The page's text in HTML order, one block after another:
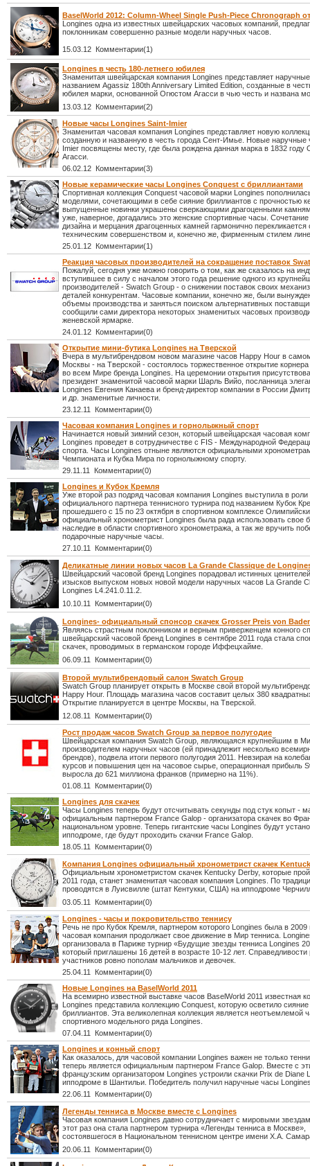
BaselWorld 2012: Column-Wheel Single Push-Piece Chronograph
Longines одна из известных швейцарских часовых компаний,
поклонникам совершенно разные модели наручных часов.
15.03.12 Комментарии(1)
Longines в честь 180-летнего юбилея
Знаменитая швейцарская компания Longines представляет
названием Agassiz 180th Anniversary Limited Edition, созданные в
юбилея марки, основанной Огюстом Агасси в чью честь и названа
13.03.12 Комментарии(2)
Новые часы Longines Saint-Imier
Знаменитая часовая компания Longines представляет новую
созданную и названную в честь города Сент-Имье. Новые наручные
Imier посвящены месту, где была рождена данная марка в 1832 году
Агасси.
06.02.12 Комментарии(3)
Новые керамические часы Longines Conquest с бриллиантами
Спортивная коллекция Conquest часовой марки Longines
моделями, сочетающими в себе сияние бриллиантов с прочностью
выпущенные новинки украшены сверкающими драгоценными
уже, наверное, догадались это женские спортивные часы. Сочетание
дизайна и мерцания драгоценных камней гармонично
техническим совершенством и, конечно же, фирменным стилем
25.01.12 Комментарии(1)
Реакция часовых производителей на сокращение поставок
Пожалуй, сегодня уже можно говорить о том, как же сказалось на
вступившее в силу с началом этого года решение одного из
производителей - Swatch Group - о снижении поставок своих
деталей конкурентам. Часовые компании, конечно же, были
объемы производства и заняться поиском альтернативных
сообщили сами директора некоторых знаменитых часовых
женевской ярмарке.
24.01.12 Комментарии(0)
Открытие мини-бутика Longines на Тверской
Вчера в мультибрендовом новом магазине часов Happy Hour в
Москвы - на Тверской - состоялось торжественное открытие корнера
во всем Мире бренда Longines. На церемонии открытия
президент знаменитой часовой марки Шарль Вийо, посланница
Longines Евгения Канаева и бренд-директор компании в России
и др. знаменитые личности.
23.12.11 Комментарии(0)
Часовая компания Longines и горнолыжный спорт
Начинается новый зимний сезон, который швейцарская часовая
Longines проведет в сотрудничестве с FIS - Международной
спорта. Часы Longines отныне являются официальными
Чемпионата и Кубка Мира по горнолыжному спорту.
29.11.11 Комментарии(0)
Longines и Кубок Кремля
Уже второй раз подряд часовая компания Longines выступила в роли
официального партнера теннисного турнира под названием Кубок
прошедшего с 15 по 23 октября в спортивном комплексе
официальный хронометрист Longines была рада использовать свое
наследие в области спортивного хронометража, а так же вручить
подарочные наручные часы.
27.10.11 Комментарии(0)
Деликатные линии новых часов La Grande Classique de
Швейцарский часовой бренд Longines порадовал истинных
изысков выпуском новых новой модели наручных часов La Grande
Longines L4.241.0.11.2.
10.10.11 Комментарии(0)
Longines- официальный спонсор скачек Grosser Preis von
Являясь страстным поклонником и верным приверженцем конного
швейцарский часовой бренд Longines в сентябре 2011 года стала
скачек, проводимых в германском городе Иффецхайме.
06.09.11 Комментарии(0)
Второй мультибрендовый салон Swatch Group
Swatch Group планирует открыть в Москве свой второй
Happy Hour. Площадь магазина часов составит целых 380
Открытие планируется в центре Москвы, на Тверской.
12.08.11 Комментарии(0)
Рост продаж часов Swatch Group за первое полугодие
Швейцарская компания Swatch Group, являющаяся крупнейшим в
производителем наручных часов (ей принадлежит несколько
брендов), подвела итоги первого полугодия 2011. Невзирая на
курсов и повышения цен на часовое сырье, операционная прибыль
выросла до 621 миллиона франков (примерно на 11%).
01.08.11 Комментарии(0)
Longines для скачек
Часы Longines теперь будут отсчитывать секунды под стук копыт -
официальным партнером France Galop - организатора скачек во
национальном уровне. Теперь гигантские часы Longines будут
ипподроме, где будут проходить скачки France Galop.
18.05.11 Комментарии(0)
Компания Longines официальный хронометрист скачек
Официальным хронометристом скачек Kentucky Derby, которые
2011 года, станет знаменитая часовая компания Longines. По
проводятся в Луисвилле (штат Кентукки, США) на ипподроме
03.05.11 Комментарии(0)
Longines - часы и покровительство теннису
Речь не про Кубок Кремля, партнером которого Longines была в 2009
часовая компания продолжает свое движение в Мир тенниса.
организовала в Париже турнир «Будущие звезды тенниса Longines
который приглашены 16 детей в возрасте 10-12 лет. Справедливости
участников ровно пополам мальчиков и девочек.
25.04.11 Комментарии(0)
Новые Longines на BaselWorld 2011
На всемирно известной выставке часов BaselWorld 2011 известная
Longines представила коллекцию Conquest, которую осветило
бриллиантов. Эта великолепная коллекция является неотъемлемой
спортивного модельного ряда Longines.
07.04.11 Комментарии(0)
Longines и конный спорт
Как оказалось, для часовой компании Longines важен не только
теперь является официальным партнером France Galop. Вместе с
французским организатором Longines устроили скачки Prix de Diane
ипподроме в Шантильи. Победитель получил наручные часы
22.06.11 Комментарии(0)
Легенды тенниса в Москве вместе с Longines
Часовая компания Longines давно сотрудничает с мировыми
этот раз она стала партнером турнира «Легенды тенниса в Москве»,
состоявшегося в Национальном теннисном центре имени Х.А.
20.06.11 Комментарии(0)